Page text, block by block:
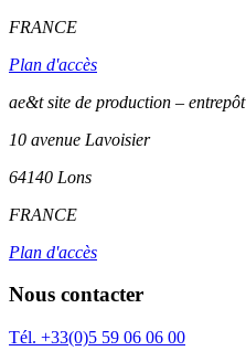
FRANCE
Plan d'accès
ae&t site de production – entrepôt
10 avenue Lavoisier
64140 Lons
FRANCE
Plan d'accès
Nous contacter
Tél. +33(0)5 59 06 06 00